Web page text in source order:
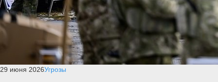
29 июня 2026Угрозы